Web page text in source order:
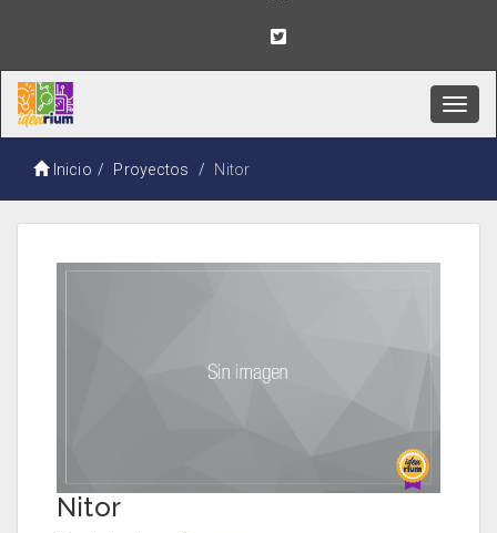
Inicio Proyectos Nitor
Nitor